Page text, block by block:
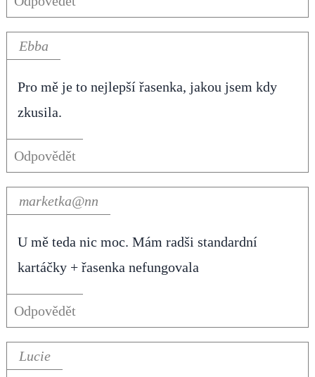
Ebba
Pro mě je to nejlepší řasenka, jakou jsem kdy
zkusila.
Odpovědět
marketka@nn
U mě teda nic moc. Mám radši standardní
kartáčky + řasenka nefungovala
Odpovědět
Lucie